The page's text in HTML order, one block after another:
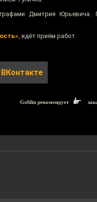
Дмитрия Юрьевича.
, идёт приём работ.
ВКонтакте
Goblin рекомендует